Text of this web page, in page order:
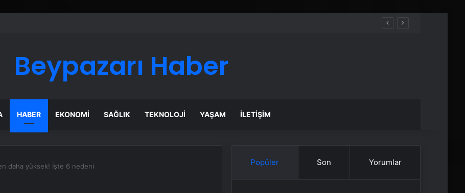
Maması İle Tüm Evcil Hayvan Ürünleri
Beypazarı Haber
HABER EKONOMI SAĞLIK TEKNOLOJI YAŞAM İLETIŞIM
daha yüksek! İşte 6 nedeni Popüler Son Yorumlar